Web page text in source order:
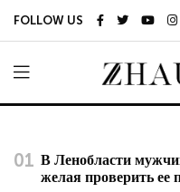
FOLLOW US
В Ленобласти
желая проверить ее